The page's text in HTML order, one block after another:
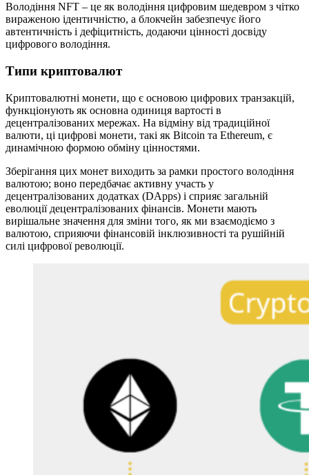
Володіння NFT – це як володіння цифровим шедевром з чітко
вираженою ідентичністю, а блокчейн забезпечує його
автентичність і дефіцитність, додаючи цінності досвіду
цифрового володіння.
Типи криптовалют
Криптовалютні монети, що є основою цифрових транзакцій,
функціонують як основна одиниця вартості в
децентралізованих мережах. На відміну від традиційної
валюти, ці цифрові монети, такі як Bitcoin та Ethereum, є
динамічною формою обміну цінностями.
Зберігання цих монет виходить за рамки простого володіння
валютою; воно передбачає активну участь у
децентралізованих додатках (DApps) і сприяє загальній
еволюції децентралізованих фінансів. Монети мають
вирішальне значення для зміни того, як ми взаємодіємо з
валютою, сприяючи фінансовій інклюзивності та рушійній
силі цифрової революції.